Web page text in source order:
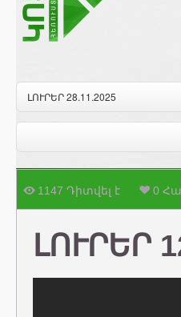
ԼՈՒՐԵՐ 28.11.2025
1147 Դիտվել է 0
ԼՈՒՐԵՐ